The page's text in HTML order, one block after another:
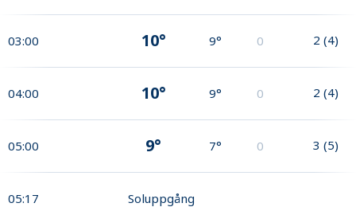
03:00 10° 9° 0 2 (4)
04:00 10° 9° 0 2 (4)
05:00 9° 7° 0 3 (5)
05:17 Soluppgång